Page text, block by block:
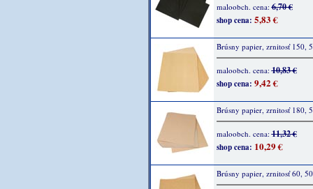
maloobch. cena:6,70 €
shop cena: 5,83 €
Brúsny papier, zrnitosť 150,
maloobch. cena:10,83 €
shop cena: 9,42 €
Brúsny papier, zrnitosť 180,
maloobch. cena:11,32 €
shop cena: 10,29 €
Brúsny papier, zrnitosť 60,